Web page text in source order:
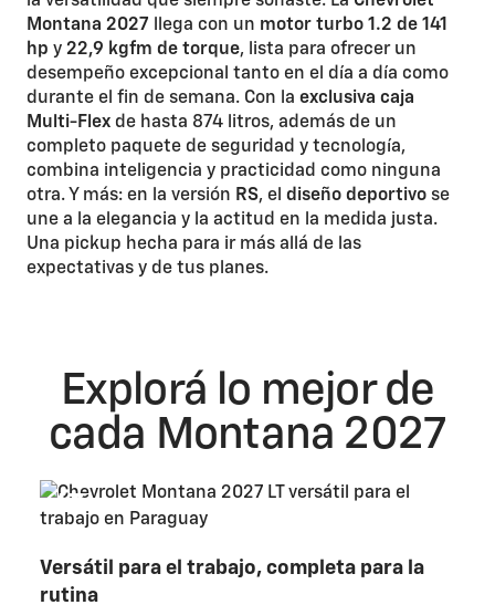
Montana 2027 llega con un motor turbo 1.2 de 141
hp y 22,9 kgfm de torque, lista para ofrecer un
desempeño excepcional tanto en el día a día como
durante el fin de semana. Con la exclusiva caja
Multi-Flex de hasta 874 litros, además de un
completo paquete de seguridad y tecnología,
combina inteligencia y practicidad como ninguna
otra. Y más: en la versión RS, el diseño deportivo se
une a la elegancia y la actitud en la medida justa.
Una pickup hecha para ir más allá de las
expectativas y de tus planes.
Explorá lo mejor de
cada Montana 2027
LT
Versátil para el trabajo, completa para la
rutina